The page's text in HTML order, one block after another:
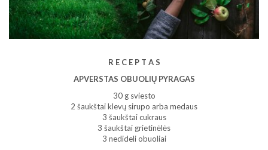
R E C E P T A S
APVERSTAS OBUOLIŲ PYRAGAS
30 g sviesto
2 šaukštai klevų sirupo arba medaus
3 šaukštai cukraus
3 šaukštai grietinėlės
3 nedideli obuoliai